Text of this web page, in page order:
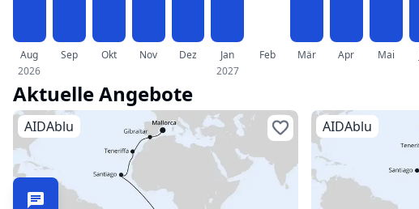
Aug
2026
Sep Okt Nov Dez
Jan
2027
Feb Mär Apr Mai
Aktuelle Angebote
AIDAblu AIDAblu